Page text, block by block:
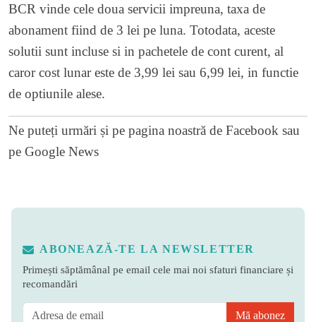
BCR vinde cele doua servicii impreuna, taxa de
abonament fiind de 3 lei pe luna. Totodata, aceste
solutii sunt incluse si in pachetele de cont curent, al
caror cost lunar este de 3,99 lei sau 6,99 lei, in functie
de optiunile alese.
Ne puteți urmări și pe pagina noastră de Facebook sau
pe Google News
ABONEAZĂ-TE LA NEWSLETTER
Primești săptămânal pe email cele mai noi sfaturi financiare și
recomandări
Mă abonez